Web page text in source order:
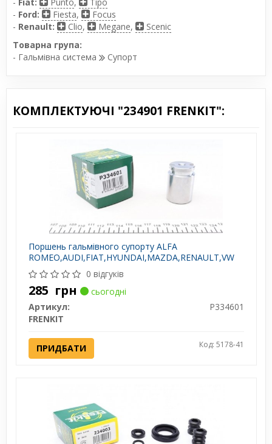
- Ford: Fiesta,
Focus
- Renault: Clio, Megane,
Scenic
Товарна група:
- Гальмівна система
Супорт
КОМПЛЕКТУЮЧІ "234901 FRENKIT":
Поршень гальмівного супорту ALFA
ROMEO,AUDI,FIAT,HYUNDAI,MAZDA,RENAULT,VW
0 відгуків
285 грн
сьогодні
Артикул:
P334601
FRENKIT
ПРИДБАТИ Код: 5178-41